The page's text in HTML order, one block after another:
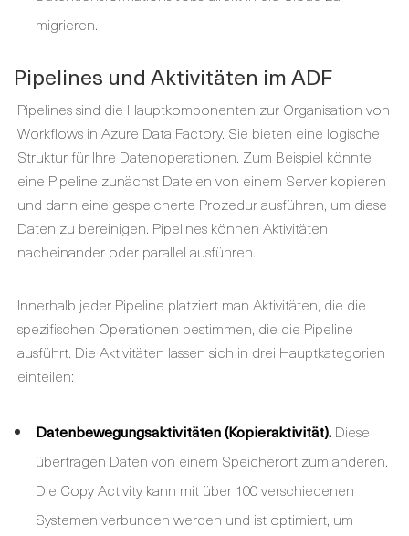
migrieren.
Pipelines und Aktivitäten im ADF
Pipelines sind die Hauptkomponenten zur Organisation von
Workflows in Azure Data Factory. Sie bieten eine logische
Struktur für Ihre Datenoperationen. Zum Beispiel könnte
eine Pipeline zunächst Dateien von einem Server kopieren
und dann eine gespeicherte Prozedur ausführen, um diese
Daten zu bereinigen. Pipelines können Aktivitäten
nacheinander oder parallel ausführen.
Innerhalb jeder Pipeline platziert man Aktivitäten, die die
spezifischen Operationen bestimmen, die die Pipeline
ausführt. Die Aktivitäten lassen sich in drei Hauptkategorien
einteilen:
Datenbewegungsaktivitäten (Kopieraktivität). Diese
übertragen Daten von einem Speicherort zum anderen.
Die Copy Activity kann mit über 100 verschiedenen
Systemen verbunden werden und ist optimiert, um